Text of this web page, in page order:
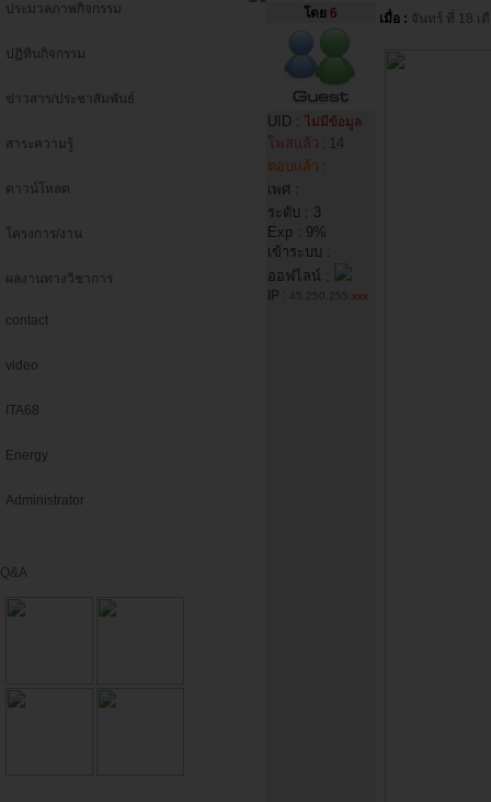
ประมวลภาพกิจกรรม
ปฏิทินกิจกรรม
ข่าวสาร/ประชาสัมพันธ์
สาระความรู้
ดาวน์โหลด
โครงการ/งาน
ผลงานทางวิชาการ
contact
video
ITA68
Energy
Administrator
Q&A
โดย 6
UID : ไม่มีข้อมูล
โพสแล้ว : 14
ตอบแล้ว :
เพศ :
ระดับ : 3
Exp : 9%
เข้าระบบ :
ออฟไลน์ :
IP : 45.250.255. xxx
เมื่อ : จันทร์ ที่ 18